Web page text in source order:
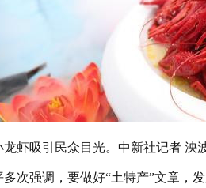
龙虾吸引民众目光。中新社记者 泱
强调，要做好“土特产”文章，